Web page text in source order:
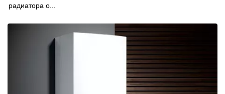
радиатора о...